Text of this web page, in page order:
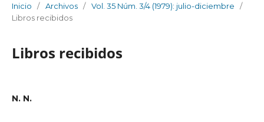
Inicio / Archivos / Vol. 35 Núm. 3/4 (1979): julio-diciembre
/
Libros recibidos
Libros recibidos
N. N.